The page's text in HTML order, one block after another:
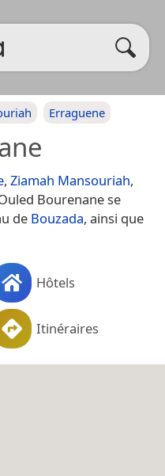
Erraguene
, Ziamah Mansouriah,
Bourenane se
de Bouzada, ainsi que
Hôtels
Itinéraires